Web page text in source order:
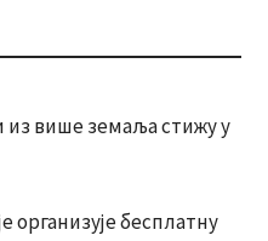
више земаља стижу у
организује бесплатну